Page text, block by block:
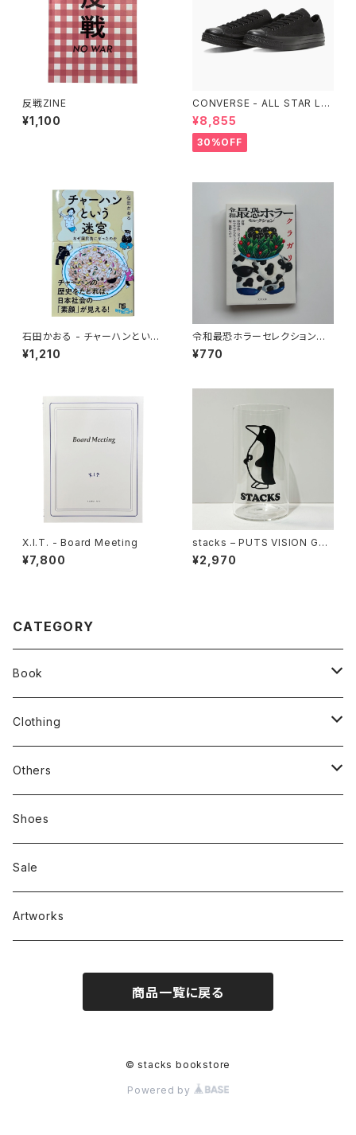
反戦ZINE
¥1,100
CONVERSE - ALL STAR LG
CY OX （ALL BLACK)
¥8,855
30%OFF
石田かおる - チャーハンという
迷宮 なぜ国民食になったのか
¥1,210
令和最恐ホラーセレクション
クラガリ
¥770
X.I.T. - Board Meeting
¥7,800
stacks – PUTS VISION GLA
SS
¥2,970
CATEGORY
Book
stacks
新刊本
Zine、Other
Clothing
Tees
Sweatshirts
Bag & Accessories
Others
Mixcd
RC SLUM / ROYALTY CLUB
雑貨
Shoes
Sale
Artworks
商品一覧に戻る
© stacks bookstore
Powered by